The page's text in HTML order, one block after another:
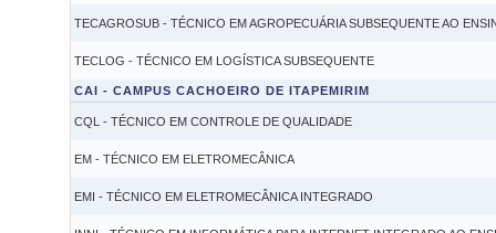
TECAGROSUB - TÉCNICO EM AGROPECUÁRIA SUBSEQUENTE AO
TECLOG - TÉCNICO EM LOGÍSTICA SUBSEQUENTE
CAI - CAMPUS CACHOEIRO DE ITAPEMIRIM
CQL - TÉCNICO EM CONTROLE DE QUALIDADE
EM - TÉCNICO EM ELETROMECÂNICA
EMI - TÉCNICO EM ELETROMECÂNICA INTEGRADO